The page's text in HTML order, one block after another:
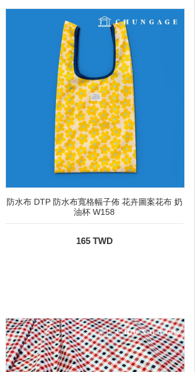
防水布 DTP 防水布寬格幅子佈 花卉圖案花布 奶
油杯 W158
165 TWD